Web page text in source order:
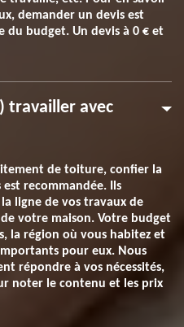
demander un devis est
du budget. Un devis à 0 € et
travailler avec
de toiture, confier la
recommandée. Ils
ligne de vos travaux de
votre maison. Votre budget
la région où vous habitez et
pour eux. Nous
répondre à vos nécessités,
noter le contenu et les prix